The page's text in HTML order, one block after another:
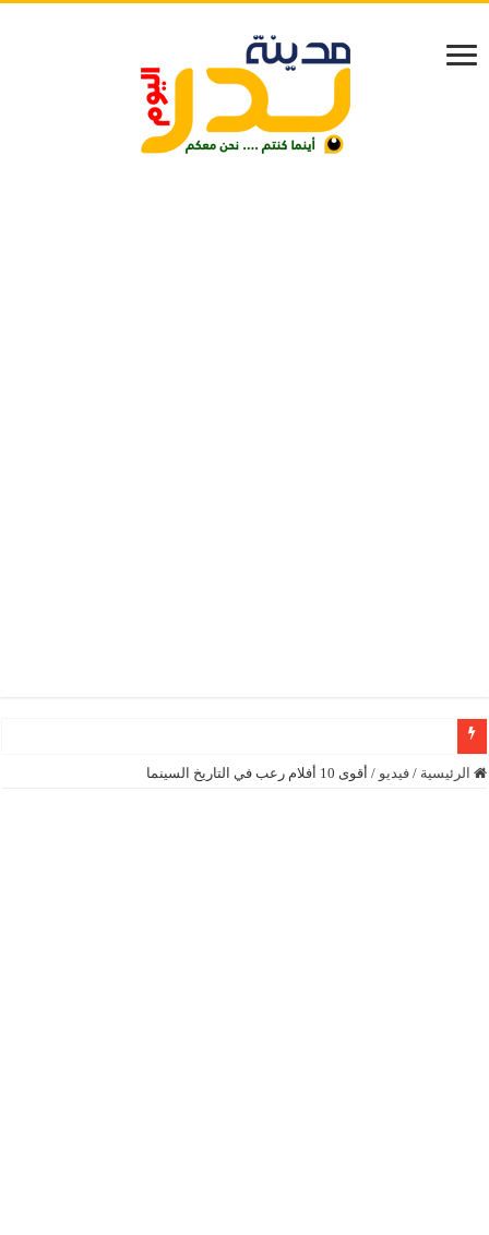
رئيسة المجلس الوطني الكونغولي رونا مكدانيل تدعو إلى التحلي بالصبر حتى
الرئيسية / فيديو / أقوى 10 أفلام رعب في التاريخ السينما